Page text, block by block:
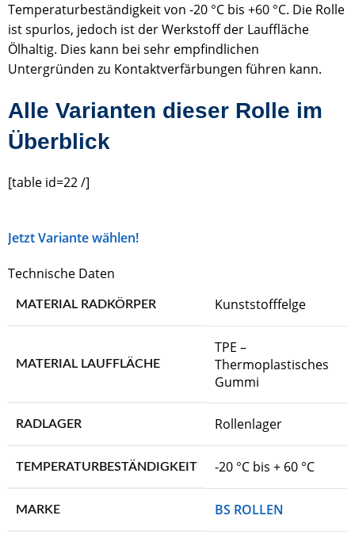
Temperaturbeständigkeit von -20 °C bis +60 °C. Die Rolle
ist spurlos, jedoch ist der Werkstoff der Lauffläche
Ölhaltig. Dies kann bei sehr empfindlichen
Untergründen zu Kontaktverfärbungen führen kann.
Alle Varianten dieser Rolle im
Überblick
[table id=22 /]
Jetzt Variante wählen!
Technische Daten
MATERIAL RADKÖRPER Kunststofffelge
MATERIAL LAUFFLÄCHE
TPE –
Thermoplastisches
Gummi
RADLAGER Rollenlager
TEMPERATURBESTÄNDIGKEIT -20 °C bis + 60 °C
MARKE BS ROLLEN